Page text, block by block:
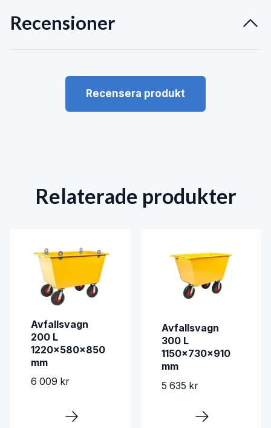
Recensioner
Recensera produkt
Relaterade produkter
Avfallsvagn
200 L
1220x580x850
mm
6 009 kr
Avfallsvagn
300 L
1150x730x910
mm
5 635 kr